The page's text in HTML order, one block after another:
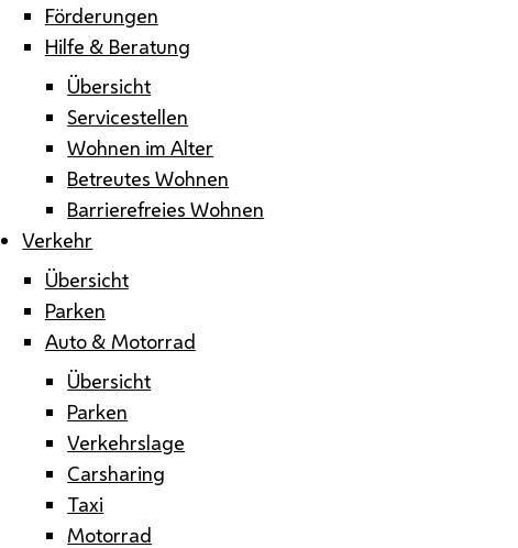
Förderungen
Hilfe & Beratung
Übersicht
Servicestellen
Wohnen im Alter
Betreutes Wohnen
Barrierefreies Wohnen
Verkehr
Übersicht
Parken
Auto & Motorrad
Übersicht
Parken
Verkehrslage
Carsharing
Taxi
Motorrad